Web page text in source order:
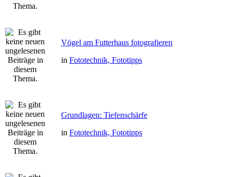
Vögel am Futterhaus fotografieren
in Fototechnik, Fototipps
Grundlagen: Tiefenschärfe
in Fototechnik, Fototipps